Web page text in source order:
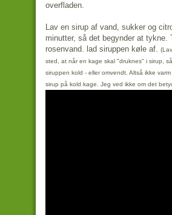
overfladen.
Lav en sirup af vand, sukker og
minutter, så det begynder at
rosenvand. lad siruppen køle af.
sted, at når en kage skal "druknes" i sirup,
siruppen kold - eller omvendt. Altså ikke
sirup på kold kage. Jeg ved ikke om det